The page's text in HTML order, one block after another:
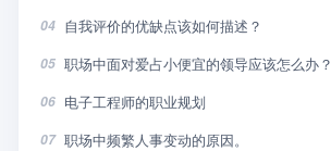
04 自我评价的优缺点该如何描述？
05 职场中面对爱占小便宜的领导应该怎么办？
06 电子工程师的职业规划
07 职场中频繁人事变动的原因。